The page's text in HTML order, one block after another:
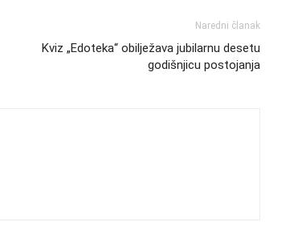
Naredni članak
Kviz „Edoteka“ obilježava jubilarnu desetu
godišnjicu postojanja